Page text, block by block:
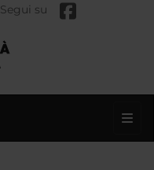
Segui su